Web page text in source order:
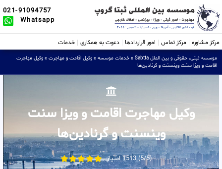
021-91094757
Whatsapp
مرکز مشاوره مرکز تماس امور قراردادها دعوت به همکاری خدمات
موسسه ثبتی، حقوقی و بین الملل Sabtta » خدمات موسسه » وکیل اقامت و مهاجرت » وکیل مهاجرت
اقامت و ویزا سنت وینسنت و گرنادین‌ها
وکیل مهاجرت اقامت و ویزا سنت
وینسنت و گرنادین‌ها
(5/5) 1513 امتیاز